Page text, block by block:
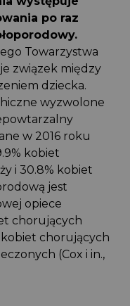
po raz
Towarzystwa
związek między
dziecka.
wyzwolone
w 2016 roku
kobiet
i 30.8% kobiet
jest
opiece
chorujących
kobiet chorujących
(Cox i in.,